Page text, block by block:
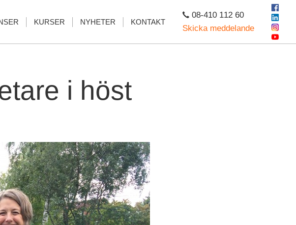
08-410 112 60
Skicka meddelande
KURSER NYHETER KONTAKT
i höst